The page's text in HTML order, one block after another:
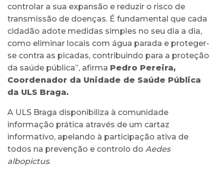
controlar a sua expansão e reduzir o risco de
transmissão de doenças. É fundamental que cada
cidadão adote medidas simples no seu dia a dia,
como eliminar locais com água parada e proteger-
se contra as picadas, contribuindo para a proteção
da saúde pública”, afirma Pedro Pereira,
Coordenador da Unidade de Saúde Pública
da ULS Braga.
A ULS Braga disponibiliza à comunidade
informação prática através de um cartaz
informativo, apelando à participação ativa de
todos na prevenção e controlo do Aedes
albopictus.